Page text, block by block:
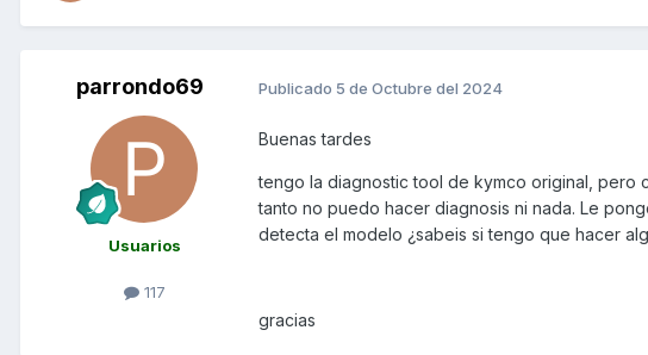
parrondo69
Usuarios
117
Publicado 5 de Octubre del 2024
Buenas tardes
tengo la diagnostic tool de kymco original,
tanto no puedo hacer diagnosis ni nada. Le
detecta el modelo ¿sabeis si tengo que hacer
gracias